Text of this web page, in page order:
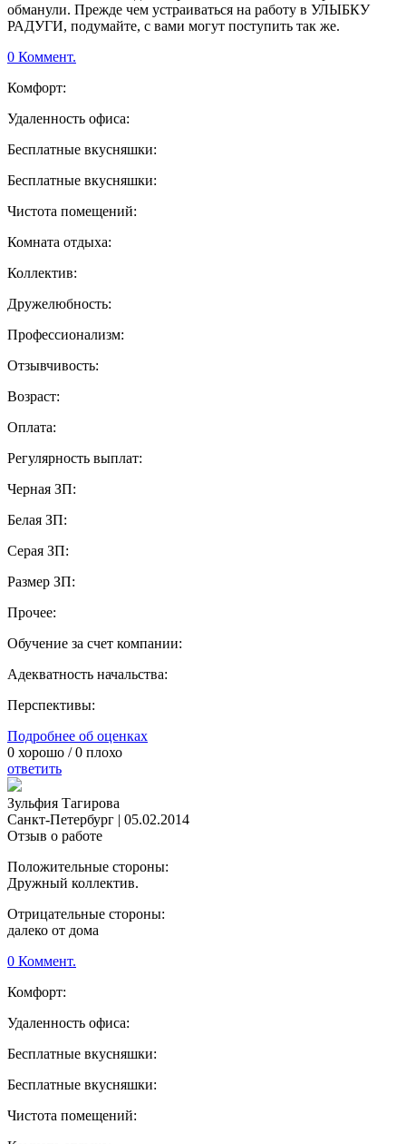
обманули. Прежде чем устраиваться на работу в УЛЫБКУ
РАДУГИ, подумайте, с вами могут поступить так же.
0 Коммент.
Комфорт:
Удаленность офиса:
Бесплатные вкусняшки:
Бесплатные вкусняшки:
Чистота помещений:
Комната отдыха:
Коллектив:
Дружелюбность:
Профессионализм:
Отзывчивость:
Возраст:
Оплата:
Регулярность выплат:
Черная ЗП:
Белая ЗП:
Серая ЗП:
Размер ЗП:
Прочее:
Обучение за счет компании:
Адекватность начальства:
Перспективы:
Подробнее об оценках
0 хорошо /0 плохо
ответить
Зульфия Тагирова
Санкт-Петербург | 05.02.2014
Отзыв о работе
Положительные стороны:
Дружный коллектив.
Отрицательные стороны:
далеко от дома
0 Коммент.
Комфорт:
Удаленность офиса:
Бесплатные вкусняшки:
Бесплатные вкусняшки:
Чистота помещений: